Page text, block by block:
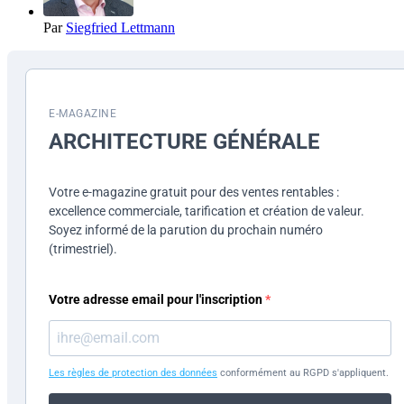
Par Siegfried Lettmann
E-MAGAZINE
ARCHITECTURE GÉNÉRALE
Votre e-magazine gratuit pour des ventes rentables :
excellence commerciale, tarification et création de valeur.
Soyez informé de la parution du prochain numéro
(trimestriel).
Votre adresse email pour l'inscription
Les règles de protection des données conformément au RGPD s'appliquent.